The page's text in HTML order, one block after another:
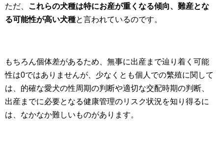
ただ、 これらの犬種は特にお産が重くなる傾向、難産とな
る可能性が高い犬種と言われているのです。
もちろん個体差があるため、無事に出産まで辿り着く可能
性は0ではありませんが、少なくとも個人での繁殖に関して
は、的確な愛犬の性周期の判断や適切な交配時期の判断、
出産までに必要となる健康管理のリスク状況を知り得るに
は、なかなか難しいものがあります。